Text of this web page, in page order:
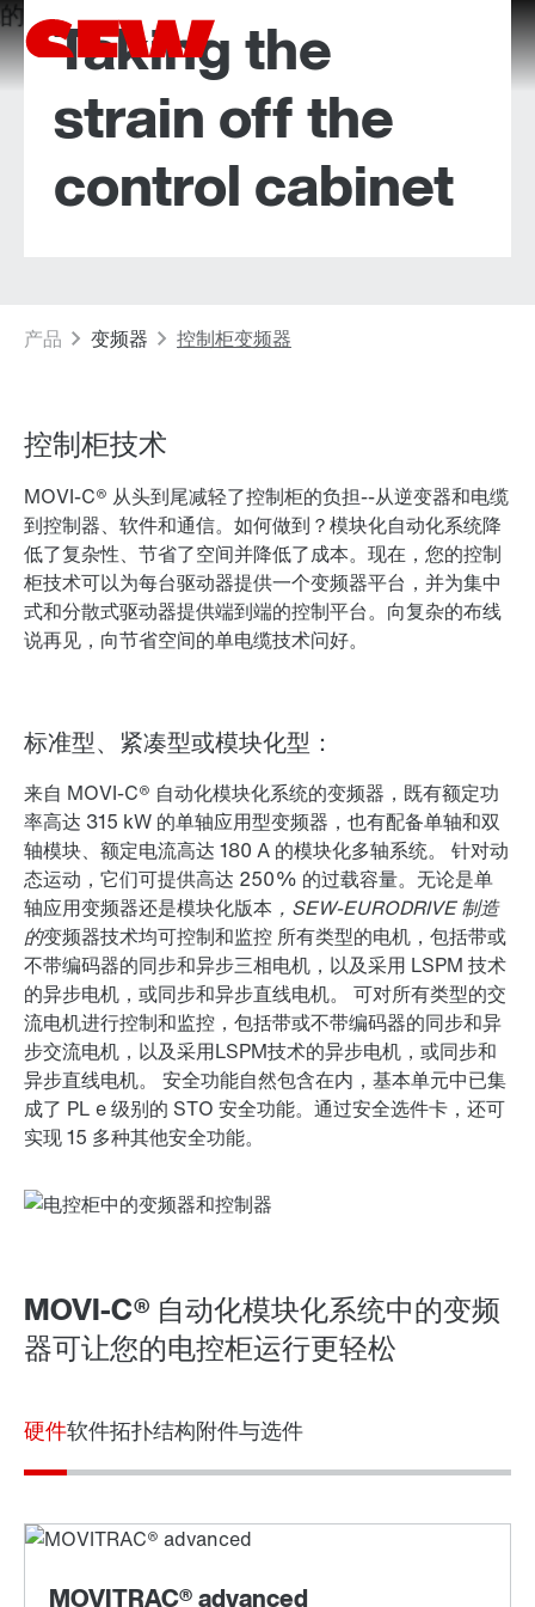
Taking the
strain off the
control cabinet
控制柜技术
MOVI-C® 从头到尾减轻了控制柜的负担--从逆变器和电缆
到控制器、软件和通信。如何做到？模块化自动化系统降
低了复杂性、节省了空间并降低了成本。现在，您的控制
柜技术可以为每台驱动器提供一个变频器平台，并为集中
式和分散式驱动器提供端到端的控制平台。向复杂的布线
说再见，向节省空间的单电缆技术问好。
标准型、紧凑型或模块化型：
来自 MOVI-C® 自动化模块化系统的变频器，既有额定功
率高达 315 kW 的单轴应用型变频器，也有配备单轴和双
轴模块、额定电流高达 180 A 的模块化多轴系统。 针对动
态运动，它们可提供高达 250% 的过载容量。无论是单
轴应用变频器还是模块化版本 ，SEW-EURODRIVE 制造
的变频器技术均可控制和监控 所有类型的电机，包括带或
不带编码器的同步和异步三相电机，以及采用 LSPM 技术
的异步电机，或同步和异步直线电机。 可对所有类型的交
流电机进行控制和监控，包括带或不带编码器的同步和异
步交流电机，以及采用LSPM技术的异步电机，或同步和
异步直线电机。 安全功能自然包含在内，基本单元中已集
成了 PL e 级别的 STO 安全功能。通过安全选件卡，还可
实现 15 多种其他安全功能。
MOVI-C® 自动化模块化系统中的变频
器可让您的电控柜运行更轻松
硬件软件拓扑结构附件与选件